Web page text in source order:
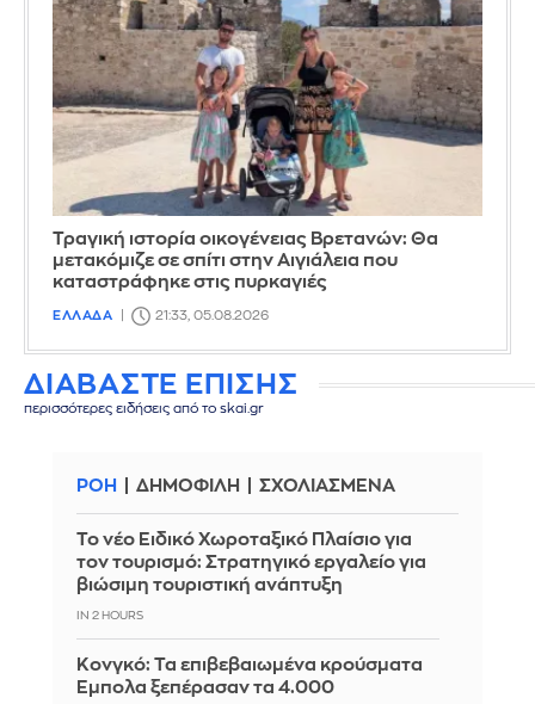
Τραγική ιστορία οικογένειας Βρετανών: Θα
μετακόμιζε σε σπίτι στην Αιγιάλεια που
καταστράφηκε στις πυρκαγιές
ΕΛΛΑΔΑ 21:33, 05.08.2026
ΔΙΑΒΑΣΤΕ ΕΠΙΣΗΣ
περισσότερες ειδήσεις από το skai.gr
ΡΟΗ ΔΗΜΟΦΙΛΗ ΣΧΟΛΙΑΣΜΕΝΑ
Το νέο Ειδικό Χωροταξικό Πλαίσιο για
τον τουρισμό: Στρατηγικό εργαλείο για
βιώσιμη τουριστική ανάπτυξη
IN 2 HOURS
Κονγκό: Τα επιβεβαιωμένα κρούσματα
Έμπολα ξεπέρασαν τα 4.000